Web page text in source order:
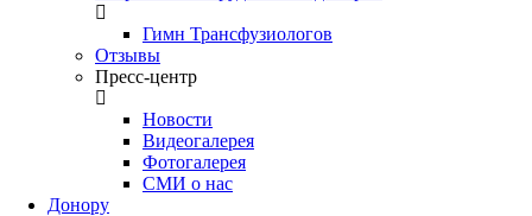
Гимн Трансфузиологов
Отзывы
Пресс-центр
Новости
Видеогалерея
Фотогалерея
СМИ о нас
Донору